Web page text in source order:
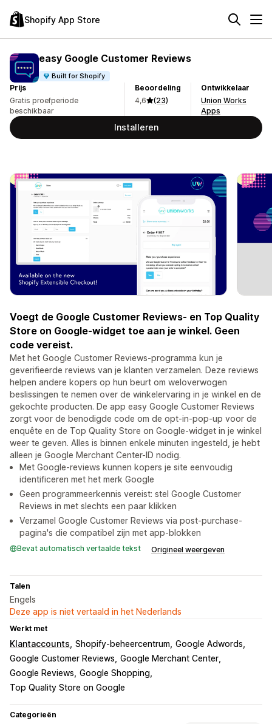
Shopify App Store
easy Google Customer Reviews
Built for Shopify
Prijs
Gratis proefperiode
beschikbaar
Beoordeling
4,6
(23)
Ontwikkelaar
Union Works
Apps
Installeren
Voegt de Google Customer Reviews- en Top Quality
Store on Google-widget toe aan je winkel. Geen
code vereist.
Met het Google Customer Reviews-programma kun je
geverifieerde reviews van je klanten verzamelen. Deze reviews
helpen andere kopers op hun beurt om weloverwogen
beslissingen te nemen over de winkelervaring in je winkel en de
gekochte producten. De app easy Google Customer Reviews
zorgt voor de benodigde code om de opt-in-pop-up voor de
enquête en de Top Quality Store on Google-widget in je winkel
weer te geven. Alles is binnen enkele minuten ingesteld, je hebt
alleen je Google Merchant Center-ID nodig.
Met Google-reviews kunnen kopers je site eenvoudig
identificeren met het merk Google
Geen programmeerkennis vereist: stel Google Customer
Reviews in met slechts een paar klikken
Verzamel Google Customer Reviews via post-purchase-
pagina's die compatibel zijn met app-blokken
Bevat automatisch vertaalde tekst Origineel weergeven
Talen
Engels
Deze app is niet vertaald in het Nederlands
Werkt met
Klantaccounts Shopify-beheercentrum Google Adwords
Google Customer Reviews Google Merchant Center
Google Reviews Google Shopping
Top Quality Store on Google
Categorieën